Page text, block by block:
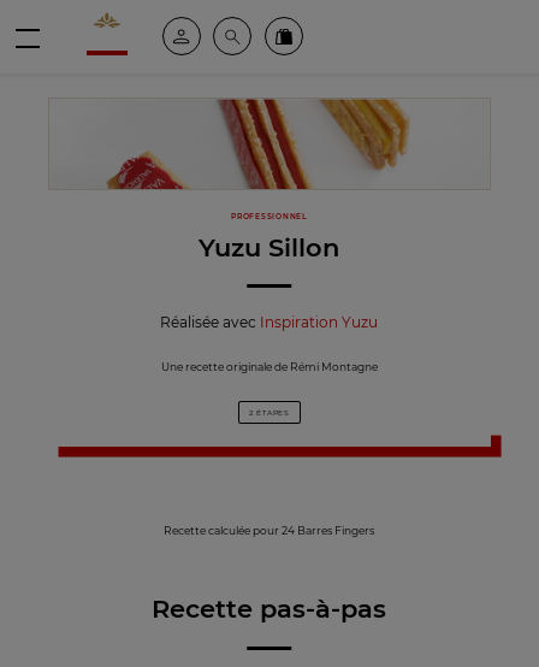
Valrhona - Imaginons le meilleur du chocolat
Espace clientRechercheCommandez en ligne
PROFESSIONNEL
Yuzu Sillon
Réalisée avec Inspiration Yuzu
Une recette originale de Rémi Montagne
2 ÉTAPES
Recette calculée pour 24 Barres Fingers
Recette pas-à-pas